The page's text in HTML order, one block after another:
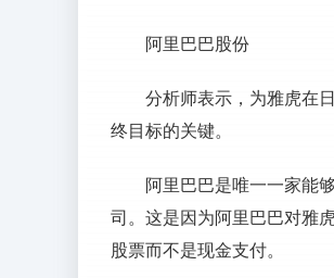
阿里巴巴股份
分析师表示，为雅虎在
终目标的关键。
阿里巴巴是唯一一家能
司。这是因为阿里巴巴对雅
股票而不是现金支付。